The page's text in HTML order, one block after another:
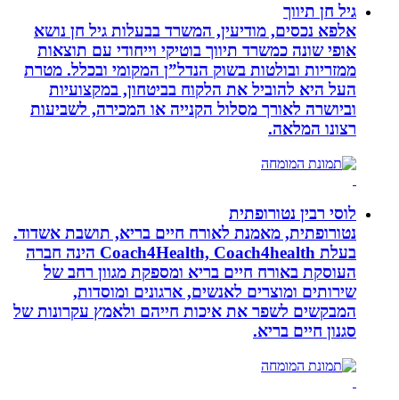
גיל חן תיווך
אלפא נכסים, מודיעין, המשרד בבעלות גיל חן נושא
אופי שונה כמשרד תיווך בוטיקי וייחודי עם תוצאות
ממזריות ובולטות בשוק הנדל”ן המקומי ובכלל. מטרת
העל היא להוביל את הלקוח בביטחון, במקצועיות
וביושרה לאורך מסלול הקנייה או המכירה, לשביעות
רצונו המלאה.
לוסי רבין נטורופתית
נטורופתית, מאמנת לאורח חיים בריא, תושבת אשדוד.
בעלת Coach4Health, Coach4health הינה חברה
העוסקת באורח חיים בריא ומספקת מגוון רחב של
שירותים ומוצרים לאנשים, ארגונים ומוסדות,
המבקשים לשפר את איכות חייהם ולאמץ עקרונות של
סגנון חיים בריא.